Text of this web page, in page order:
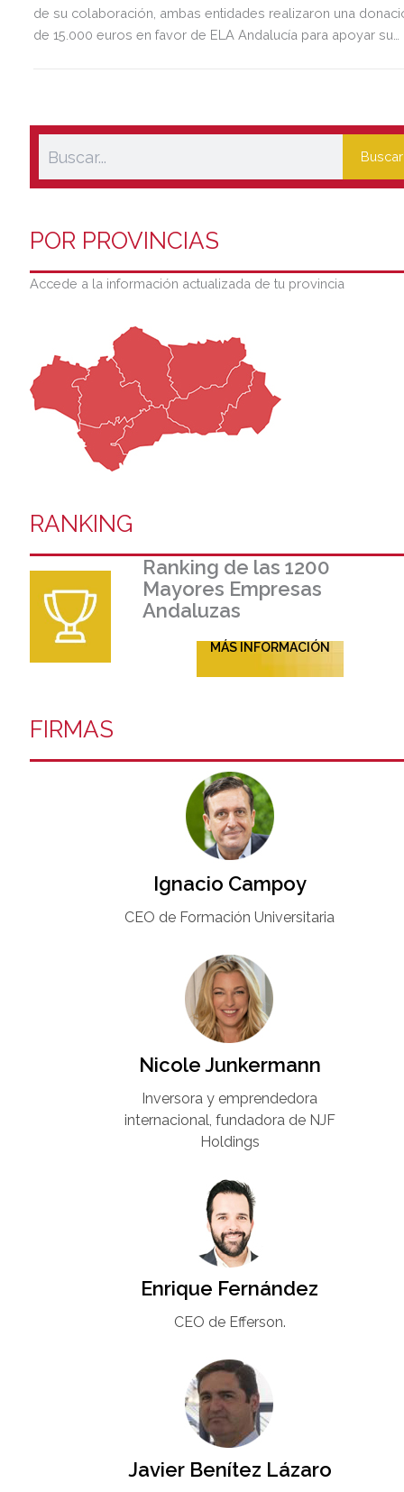
de su colaboración, ambas entidades realizaron una
de 15.000 euros en favor de ELA Andalucía para apoyar su
Buscar
POR PROVINCIAS
Accede a la información actualizada de tu provincia
RANKING
Ranking de las 1200
Mayores Empresas
Andaluzas
MÁS INFORMACIÓN
FIRMAS
Ignacio Campoy​
CEO de Formación Universitaria​
Nicole Junkermann​
Inversora y emprendedora
internacional, fundadora de NJF
Holdings
Enrique Fernández
CEO de Efferson.
Javier Benítez Lázaro